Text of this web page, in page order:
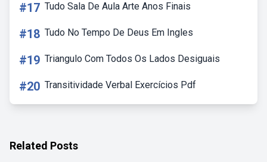
#17 Tudo Sala De Aula Arte Anos Finais
#18 Tudo No Tempo De Deus Em Ingles
#19 Triangulo Com Todos Os Lados Desiguais
#20 Transitividade Verbal Exercícios Pdf
Related Posts